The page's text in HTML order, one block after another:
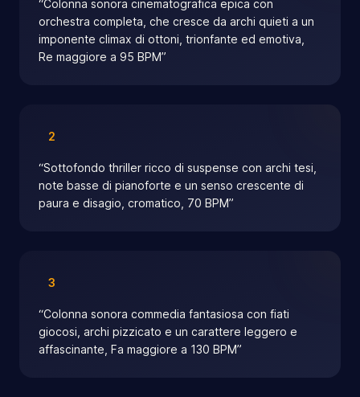
“Colonna sonora cinematografica epica con
orchestra completa, che cresce da archi quieti a un
imponente climax di ottoni, trionfante ed emotiva,
Re maggiore a 95 BPM”
2
“Sottofondo thriller ricco di suspense con archi tesi,
note basse di pianoforte e un senso crescente di
paura e disagio, cromatico, 70 BPM”
3
“Colonna sonora commedia fantasiosa con fiati
giocosi, archi pizzicato e un carattere leggero e
affascinante, Fa maggiore a 130 BPM”